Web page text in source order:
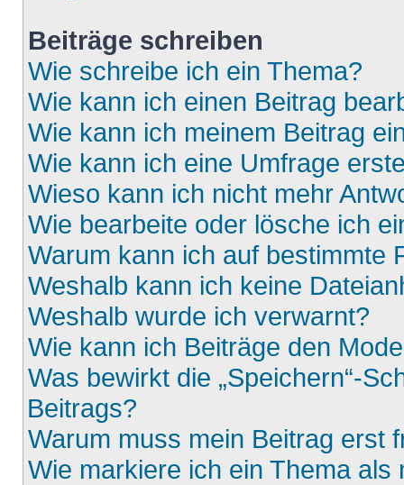
Beiträge schreiben
Wie schreibe ich ein Thema?
Wie kann ich einen Beitrag
Wie kann ich meinem Beitrag
Wie kann ich eine Umfrage
Wieso kann ich nicht mehr
Wie bearbeite oder lösche ich
Warum kann ich auf bestimmte
Weshalb kann ich keine
Weshalb wurde ich verwarnt?
Wie kann ich Beiträge den
Was bewirkt die „Speichern“-
Beitrags?
Warum muss mein Beitrag erst
Wie markiere ich ein Thema als